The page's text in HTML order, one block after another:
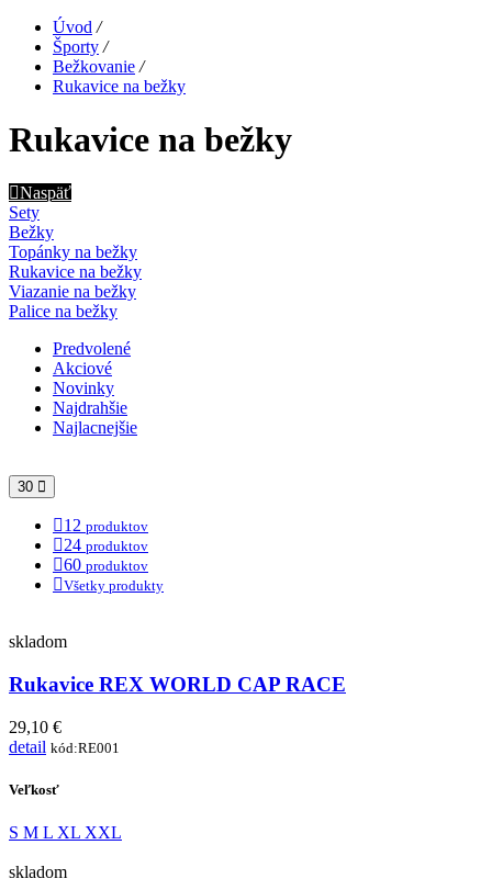
Úvod /
Športy /
Bežkovanie /
Rukavice na bežky
Rukavice na bežky
Naspäť
Sety
Bežky
Topánky na bežky
Rukavice na bežky
Viazanie na bežky
Palice na bežky
Predvolené
Akciové
Novinky
Najdrahšie
Najlacnejšie
30
12 produktov
24 produktov
60 produktov
Všetky produkty
skladom
Rukavice REX WORLD CAP RACE
29,10 €
detail kód:RE001
Veľkosť
S M L XL XXL
skladom